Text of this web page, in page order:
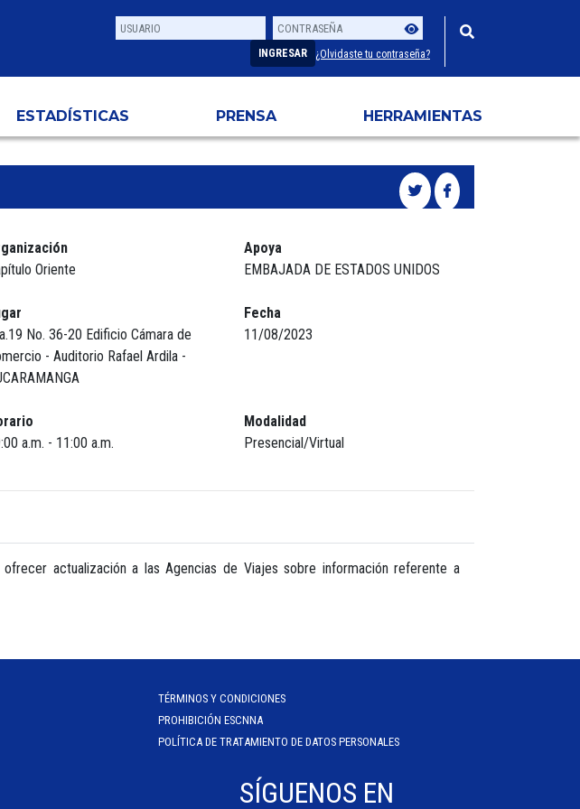
Usuario
Contraseña
INGRESAR ¿Olvidaste tu contraseña?
ESTADÍSTICAS PRENSA HERRAMIENTAS
Oriente
Apoya
EMBAJADA DE ESTADOS UNIDOS
No. 36-20 Edificio Cámara de
- Auditorio Rafael Ardila -
Fecha
11/08/2023
a.m. - 11:00 a.m.
Modalidad
Presencial/Virtual
actualización a las Agencias de Viajes sobre información referente a
TÉRMINOS Y CONDICIONES
PROHIBICIÓN ESCNNA
POLÍTICA DE TRATAMIENTO DE DATOS PERSONALES
SÍGUENOS EN